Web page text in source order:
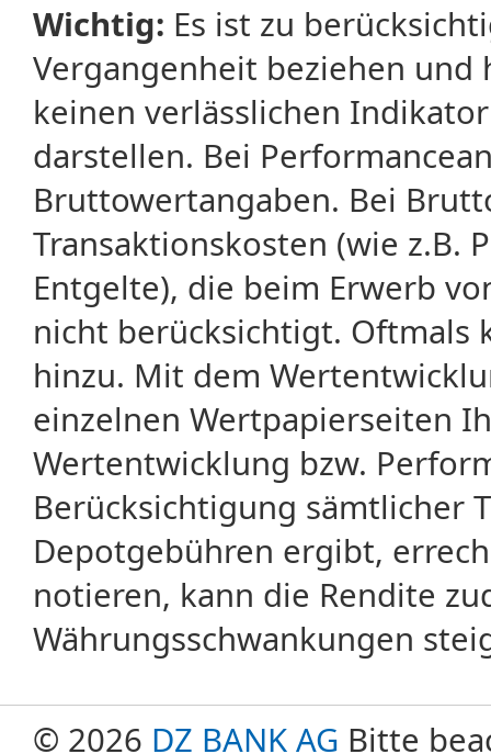
Wichtig: Es ist zu
Vergangenheit beziehen
keinen verlässlichen
darstellen. Bei
Bruttowertangaben. Bei
Transaktionskosten (wie z.B.
Entgelte), die beim Erwerb
nicht berücksichtigt. Oftmals
hinzu. Mit dem
einzelnen Wertpapierseiten
Wertentwicklung bzw.
Berücksichtigung sämtlicher
Depotgebühren ergibt,
notieren, kann die Rendite
Währungsschwankungen
© 2026 DZ BANK AG Bitte